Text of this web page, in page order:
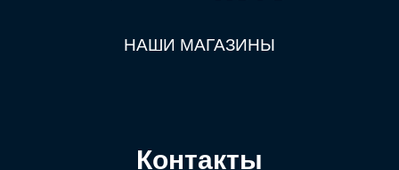
НАШИ МАГАЗИНЫ
Контакты